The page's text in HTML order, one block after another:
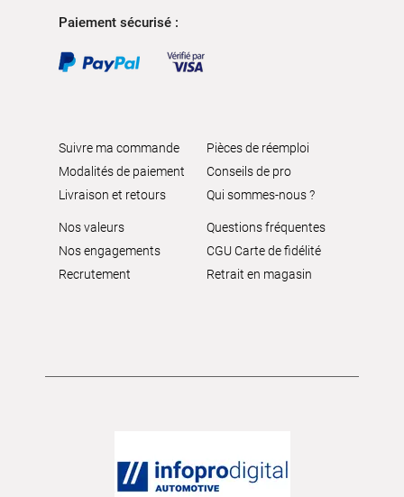
Paiement sécurisé :
Suivre ma commande
Modalités de paiement
Livraison et retours
Pièces de réemploi
Conseils de pro
Qui sommes-nous ?
Nos valeurs
Nos engagements
Recrutement
Questions fréquentes
CGU Carte de fidélité
Retrait en magasin